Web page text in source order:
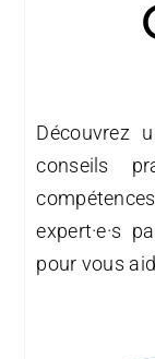
Découvrez
conseils
expert·e·s
pour vous